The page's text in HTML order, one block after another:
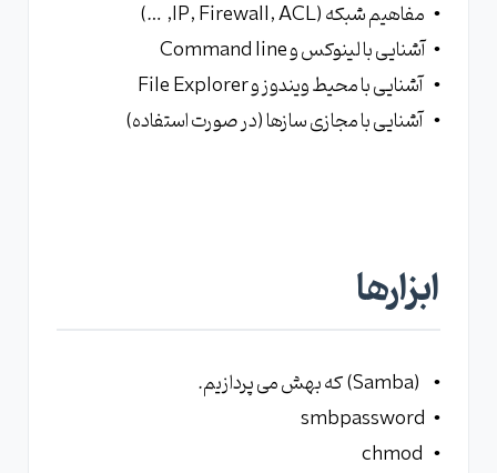
• مفاهیم شبکه (IP, Firewall, ACL, …)
• آشنایی با لینوکس و Command line
• آشنایی با محیط ویندوز و File Explorer
• آشنایی با مجازی سازها (در صورت استفاده)
ابزارها
• (Samba) که بهش می پردازیم.
• smbpassword
• chmod